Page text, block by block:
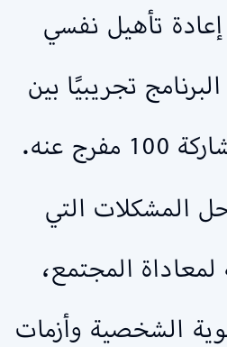
تأهيل نفسي
تجريبيًا بين
المشكلات التي
المجتمع،
الشخصية وأزمات